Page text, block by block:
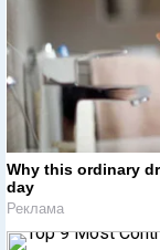
Why this ordinary
day
Реклама